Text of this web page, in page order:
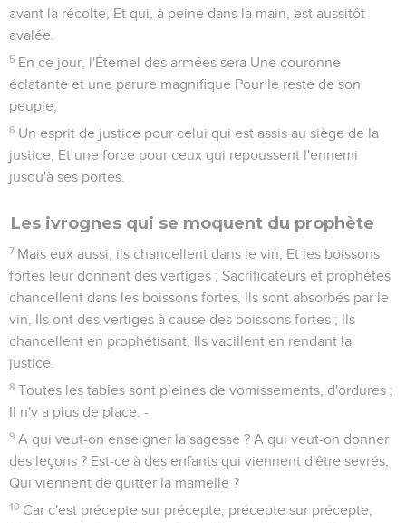
avant la récolte, Et qui, à peine dans la main, est aussitôt
avalée.
5 En ce jour, l'Éternel des armées sera Une couronne
éclatante et une parure magnifique Pour le reste de son
peuple,
6 Un esprit de justice pour celui qui est assis au siège de la
justice, Et une force pour ceux qui repoussent l'ennemi
jusqu'à ses portes.
Les ivrognes qui se moquent du prophète
7 Mais eux aussi, ils chancellent dans le vin, Et les boissons
fortes leur donnent des vertiges ; Sacrificateurs et prophètes
chancellent dans les boissons fortes, Ils sont absorbés par le
vin, Ils ont des vertiges à cause des boissons fortes ; Ils
chancellent en prophétisant, Ils vacillent en rendant la
justice.
8 Toutes les tables sont pleines de vomissements, d'ordures ;
Il n'y a plus de place. -
9 A qui veut-on enseigner la sagesse ? A qui veut-on donner
des leçons ? Est-ce à des enfants qui viennent d'être sevrés,
Qui viennent de quitter la mamelle ?
10 Car c'est précepte sur précepte, précepte sur précepte,